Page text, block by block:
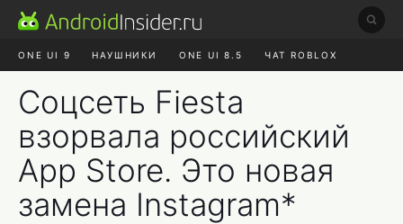
ONE UI 9 НАУШНИКИ ONE UI 8.5 ЧАТ ROBLOX
Соцсеть Fiesta
взорвала российский
App Store. Это новая
замена Instagram*